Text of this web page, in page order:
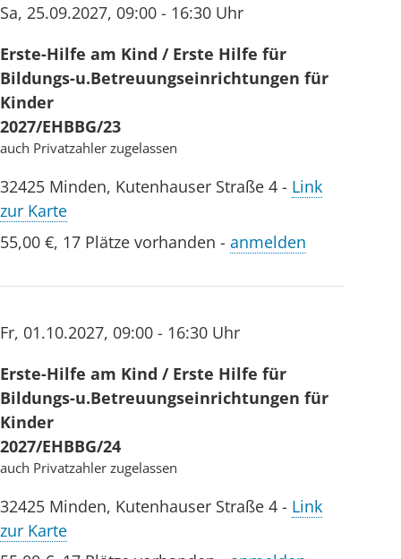
Sa, 25.09.2027, 09:00 - 16:30 Uhr
Erste-Hilfe am Kind / Erste Hilfe für
Bildungs-u.Betreuungseinrichtungen für
Kinder
2027/EHBBG/23
auch Privatzahler zugelassen
32425 Minden, Kutenhauser Straße 4 - Link
zur Karte
55,00 €, 17 Plätze vorhanden - anmelden
Fr, 01.10.2027, 09:00 - 16:30 Uhr
Erste-Hilfe am Kind / Erste Hilfe für
Bildungs-u.Betreuungseinrichtungen für
Kinder
2027/EHBBG/24
auch Privatzahler zugelassen
32425 Minden, Kutenhauser Straße 4 - Link
zur Karte